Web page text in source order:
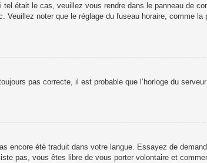
était le cas, veuillez vous rendre dans le panneau de
noter que le réglage du fuseau horaire, comme
pas correcte, il est probable que l’horloge du
encore été traduit dans votre langue. Essayez de
pas, vous êtes libre de vous porter volontaire et